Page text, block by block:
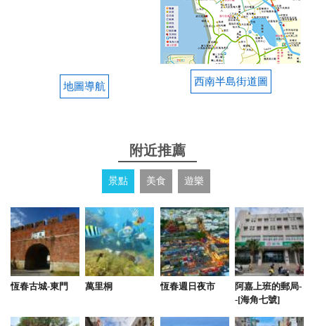
2025-10-06 10:35:33
下過雨後遇到彩虹很漂亮，環境安靜，適合親子與朋
友一起來，半戶外所以會有一點小蟲
2025-09-08 10:16:31
每一年來墾丁一定是來老闆民宿包棟，環境非常好而
且很安靜。 民宿的設備很齊全，卡拉ok、咖啡機、游
泳池，房間裡面也是香香的 很乾淨
from google
地圖導航 西南半島街道圖
附近推薦
景點 美食 遊樂
恆春古城-東門 萬里桐 恆春週日夜市
阿嘉上班的郵局-
-[海角七號]